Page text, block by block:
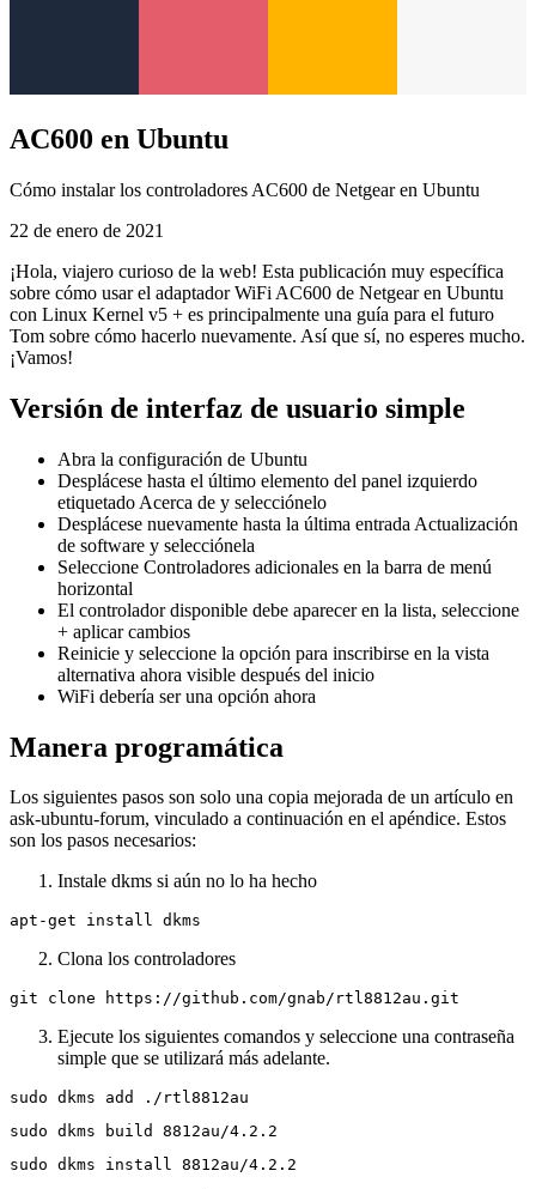
AC600 en Ubuntu
Cómo instalar los controladores AC600 de Netgear en Ubuntu
22 de enero de 2021
¡Hola, viajero curioso de la web! Esta publicación muy específica
con Linux Kernel v5 + es principalmente una guía para el futuro
¡Vamos!
Versión de interfaz de usuario simple
Abra la configuración de Ubuntu
Desplácese hasta el último elemento del panel izquierdo
etiquetado Acerca de y selecciónelo
Desplácese nuevamente hasta la última entrada Actualización
de software y selecciónela
Seleccione Controladores adicionales en la barra de menú
horizontal
El controlador disponible debe aparecer en la lista, seleccione
Reinicie y seleccione la opción para inscribirse en la vista
WiFi debería ser una opción ahora
Manera programática
Los siguientes pasos son solo una copia mejorada de un artículo en
ask-ubuntu-forum, vinculado a continuación en el apéndice. Estos
son los pasos necesarios:
Clona los controladores
Ejecute los siguientes comandos y seleccione una contraseña
simple que se utilizará más adelante.